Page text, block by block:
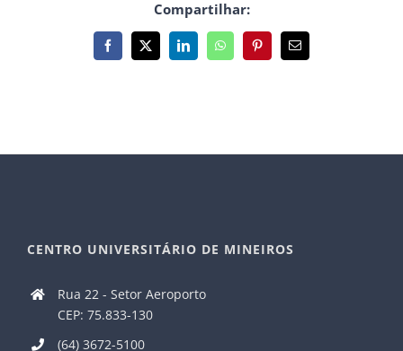
Compartilhar:
Facebook
X LinkedInWhatsAppPinterest
E-
mail
CENTRO UNIVERSITÁRIO DE MINEIROS
Rua 22 - Setor Aeroporto
CEP: 75.833-130
(64) 3672-5100